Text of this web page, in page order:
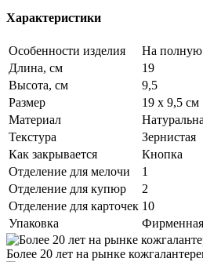
Характеристики
Особенности изделия
На
Длина, см
19
Высота, см
9,5
Размер
19 х 9,5 см
Материал
Текстура
Зернистая
Как закрывается
Кнопка
Отделение для мелочи
1
Отделение для купюр
2
Отделение для карточек 10
Упаковка
Фирменная
Более 20 лет на рынке